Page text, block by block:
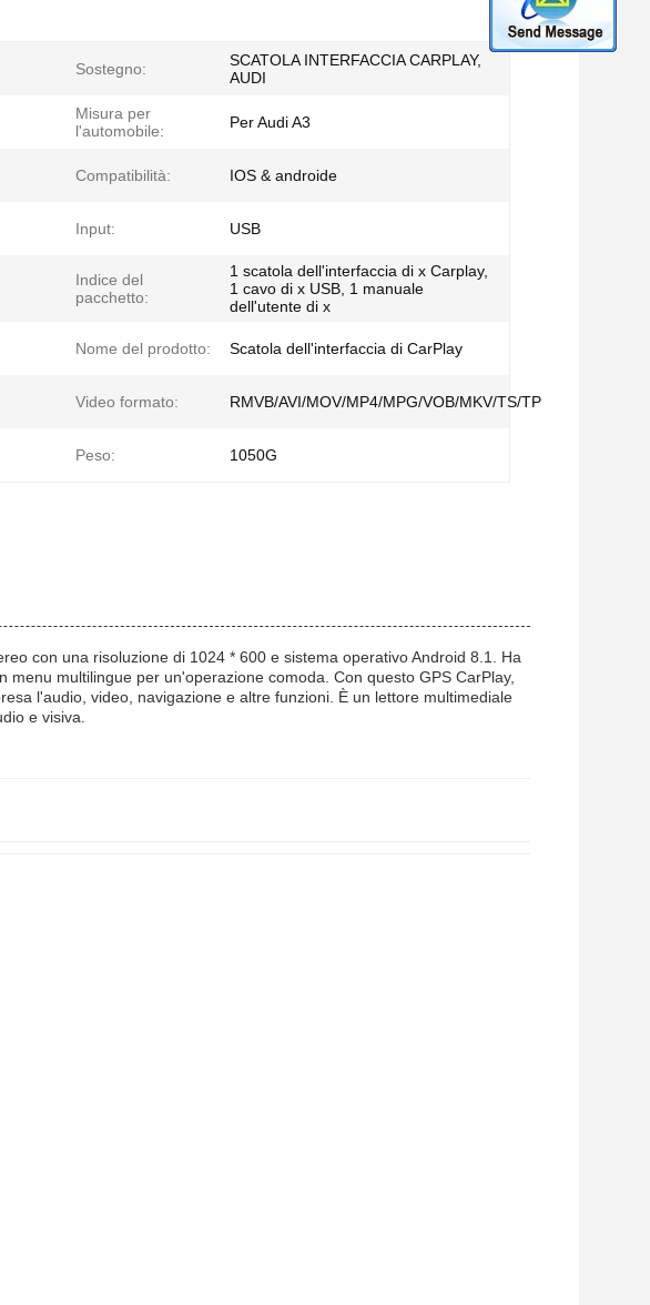
Sostegno:
SCATOLA INTERFACCIA CARPLAY,
AUDI
Misura per
l'automobile:
Per Audi A3
Compatibilità: IOS & androide
Input: USB
Indice del
pacchetto:
1 scatola dell'interfaccia di x Carplay,
1 cavo di x USB, 1 manuale
dell'utente di x
Nome del prodotto: Scatola dell'interfaccia di CarPlay
Video formato: RMVB/AVI/MOV/MP4/MPG/VOB/MKV/TS/TP
Peso: 1050G
con una risoluzione di 1024 * 600 e sistema operativo Android 8.1. Ha
multilingue per un'operazione comoda. Con questo GPS CarPlay,
l'audio, video, navigazione e altre funzioni. È un lettore multimediale
e visiva.